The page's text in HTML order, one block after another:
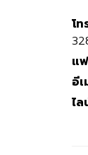
โ
แ
อี
ไล